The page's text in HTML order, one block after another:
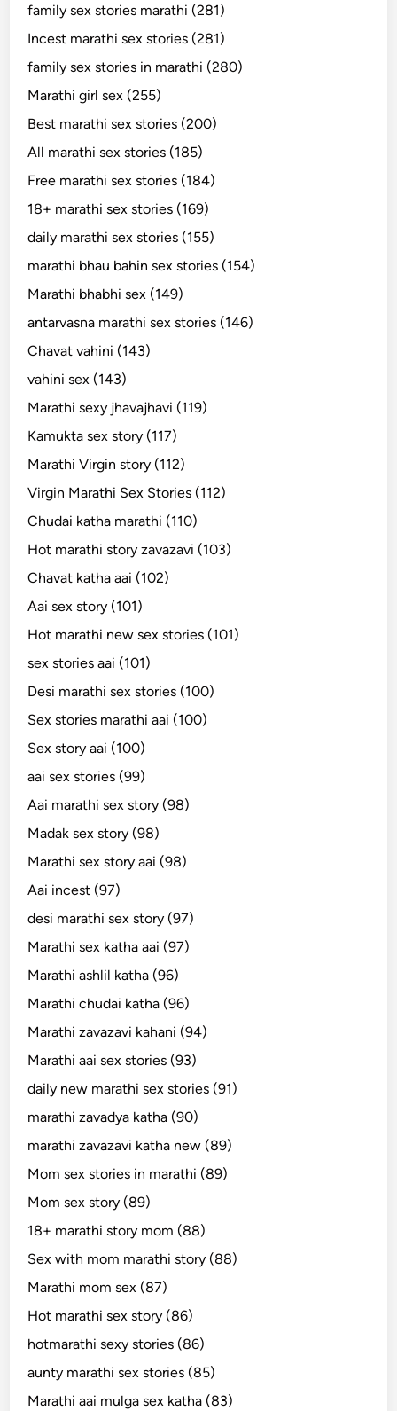
family sex stories marathi (281)
Incest marathi sex stories (281)
family sex stories in marathi (280)
Marathi girl sex (255)
Best marathi sex stories (200)
All marathi sex stories (185)
Free marathi sex stories (184)
18+ marathi sex stories (169)
daily marathi sex stories (155)
marathi bhau bahin sex stories (154)
Marathi bhabhi sex (149)
antarvasna marathi sex stories (146)
Chavat vahini (143)
vahini sex (143)
Marathi sexy jhavajhavi (119)
Kamukta sex story (117)
Marathi Virgin story (112)
Virgin Marathi Sex Stories (112)
Chudai katha marathi (110)
Hot marathi story zavazavi (103)
Chavat katha aai (102)
Aai sex story (101)
Hot marathi new sex stories (101)
sex stories aai (101)
Desi marathi sex stories (100)
Sex stories marathi aai (100)
Sex story aai (100)
aai sex stories (99)
Aai marathi sex story (98)
Madak sex story (98)
Marathi sex story aai (98)
Aai incest (97)
desi marathi sex story (97)
Marathi sex katha aai (97)
Marathi ashlil katha (96)
Marathi chudai katha (96)
Marathi zavazavi kahani (94)
Marathi aai sex stories (93)
daily new marathi sex stories (91)
marathi zavadya katha (90)
marathi zavazavi katha new (89)
Mom sex stories in marathi (89)
Mom sex story (89)
18+ marathi story mom (88)
Sex with mom marathi story (88)
Marathi mom sex (87)
Hot marathi sex story (86)
hotmarathi sexy stories (86)
aunty marathi sex stories (85)
Marathi aai mulga sex katha (83)